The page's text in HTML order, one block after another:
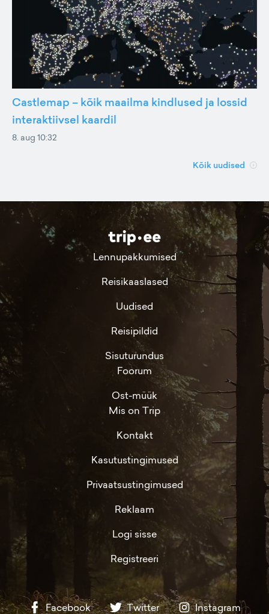
Castlemap – kõik maailma kindlused ja lossid
interaktiivsel kaardil
8. aug 10:32
Kõik uudised
Lennupakkumised
Reisikaaslased
Uudised
Reisipildid
Sisuturundus
Foorum
Ost-müük
Mis on Trip
Kontakt
Kasutustingimused
Privaatsustingimused
Reklaam
Logi sisse
Registreeri
Facebook Twitter Instagram